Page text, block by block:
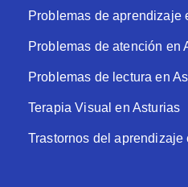
Problemas de aprendizaje
Problemas de atención en
Problemas de lectura en
Terapia Visual en Asturias
Trastornos del aprendizaje